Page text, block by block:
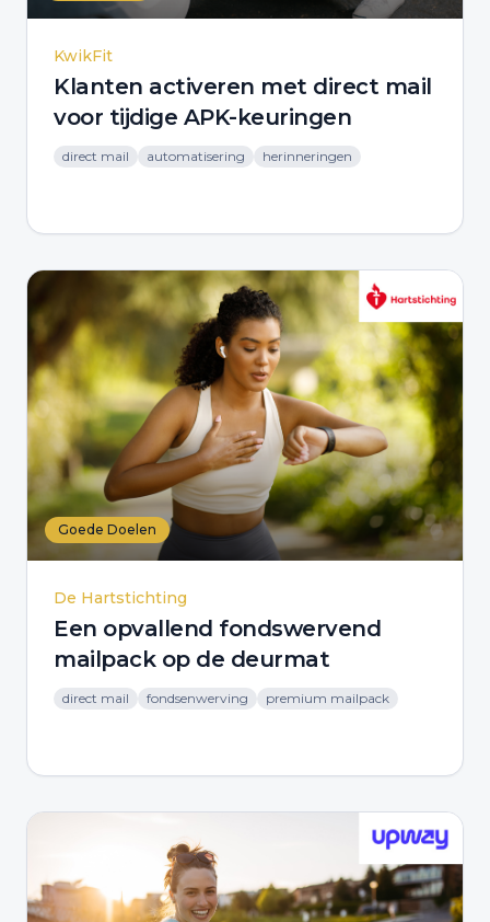
KwikFit
Klanten activeren met direct mail
voor tijdige APK-keuringen
direct mail automatisering herinneringen
Goede Doelen
De Hartstichting
Een opvallend fondswervend
mailpack op de deurmat
direct mail fondsenwerving premium mailpack